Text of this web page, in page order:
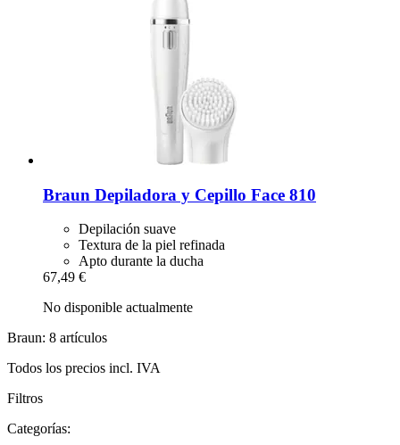
Braun Depiladora y Cepillo Face 810
Depilación suave
Textura de la piel refinada
Apto durante la ducha
67,49 €
No disponible actualmente
Braun: 8 artículos
Todos los precios incl. IVA
Filtros
Categorías: